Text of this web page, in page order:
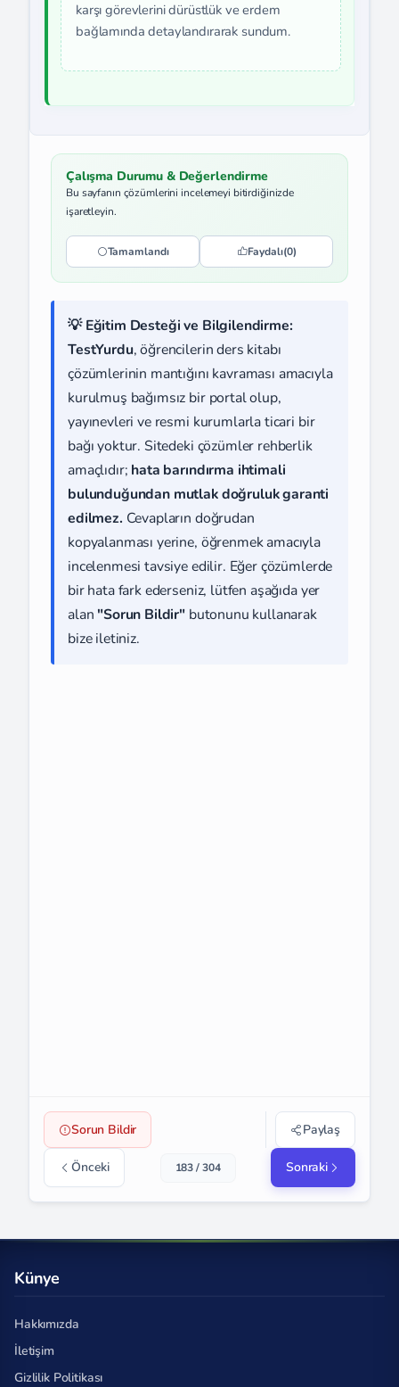
karşı görevlerini dürüstlük ve erdem
bağlamında detaylandırarak sundum.
Çalışma Durumu & Değerlendirme
Bu sayfanın çözümlerini incelemeyi bitirdiğinizde
işaretleyin.
Tamamlandı Faydalı(0)
💡 Eğitim Desteği ve Bilgilendirme:
TestYurdu, öğrencilerin ders kitabı
çözümlerinin mantığını kavraması amacıyla
kurulmuş bağımsız bir portal olup,
yayınevleri ve resmi kurumlarla ticari bir
bağı yoktur. Sitedeki çözümler rehberlik
amaçlıdır; hata barındırma ihtimali
bulunduğundan mutlak doğruluk garanti
edilmez. Cevapların doğrudan
kopyalanması yerine, öğrenmek amacıyla
incelenmesi tavsiye edilir. Eğer çözümlerde
bir hata fark ederseniz, lütfen aşağıda yer
alan "Sorun Bildir" butonunu kullanarak
bize iletiniz.
Sorun Bildir Paylaş
Önceki 183 / 304 Sonraki
Künye
Hakkımızda
İletişim
Gizlilik Politikası